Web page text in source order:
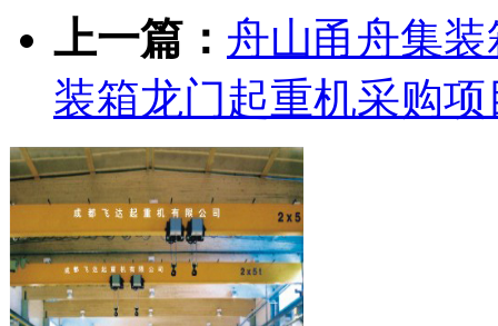
上一篇： 舟山甬舟集
装箱龙门起重机采购